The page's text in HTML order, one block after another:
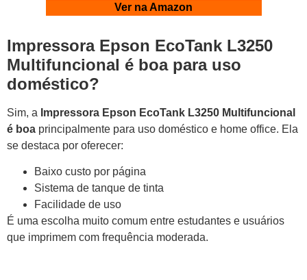
Ver na Amazon
Impressora Epson EcoTank L3250
Multifuncional é boa para uso
doméstico?
Sim, a Impressora Epson EcoTank L3250 Multifuncional
é boa principalmente para uso doméstico e home office. Ela
se destaca por oferecer:
Baixo custo por página
Sistema de tanque de tinta
Facilidade de uso
É uma escolha muito comum entre estudantes e usuários
que imprimem com frequência moderada.